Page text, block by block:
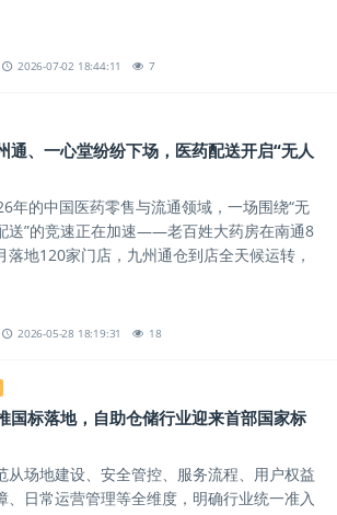
2026-07-02 18:44:11 7
通、一心堂纷纷下场，医药配送开启“无人
年的中国医药零售与流通领域，一场围绕“无
送”的竞速正在加速——老百姓大药房在南通8
落地120家门店，九州通仓到店全天候运转，
2026-05-28 18:19:31 18
国标落地，自助仓储行业迎来首部国家标
从场地建设、安全管控、服务流程、用户权益
、日常运营管理等全维度，明确行业统一准入